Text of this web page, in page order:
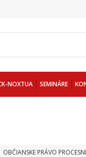
NOXTUA SEMINÁRE
OBČIANSKE PRÁVO